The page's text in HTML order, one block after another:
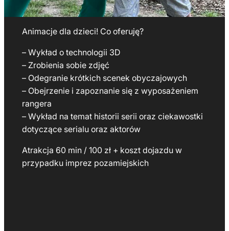
Animacje dla dzieci! Co oferuję?
– Wykład o technologii 3D
– Zrobienia sobie zdjęć
– Odegranie krótkich scenek obyczajowych
– Obejrzenie i zapoznanie się z wyposażeniem
rangera
– Wykład na temat historii serii oraz ciekawostki
dotyczące serialu oraz aktorów
Atrakcja 60 min / 100 zł + koszt dojazdu w
przypadku imprez pozamiejskich